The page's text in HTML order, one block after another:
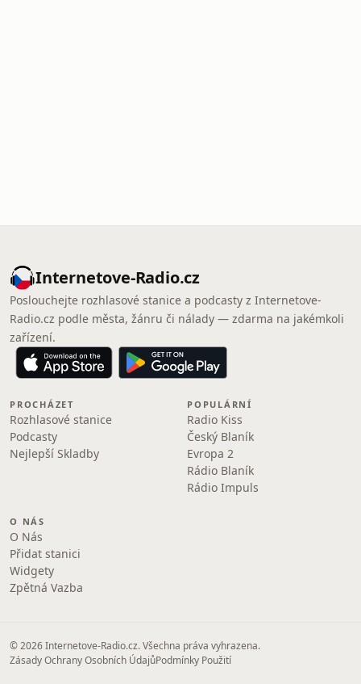
Internetove-Radio.cz
Poslouchejte rozhlasové stanice a podcasty z Internetove-
Radio.cz podle města, žánru či nálady — zdarma na jakémkoli
zařízení.
PROCHÁZET
Rozhlasové stanice
Podcasty
Nejlepší Skladby
POPULÁRNÍ
Radio Kiss
Český Blaník
Evropa 2
Rádio Blaník
Rádio Impuls
O NÁS
O Nás
Přidat stanici
Widgety
Zpětná Vazba
© 2026 Internetove-Radio.cz. Všechna práva vyhrazena.
Zásady Ochrany Osobních ÚdajůPodmínky Použití